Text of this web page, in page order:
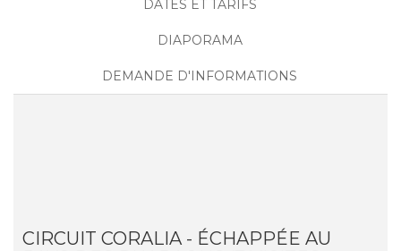
DATES ET TARIFS
DIAPORAMA
DEMANDE D'INFORMATIONS
CIRCUIT CORALIA - ÉCHAPPÉE AU